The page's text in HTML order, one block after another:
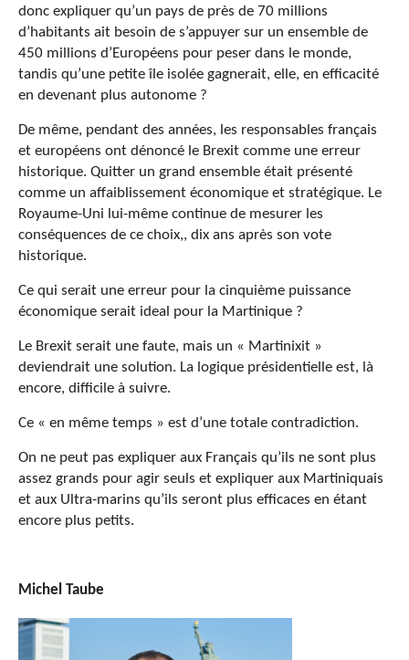
donc expliquer qu’un pays de près de 70 millions
d’habitants ait besoin de s’appuyer sur un ensemble de
450 millions d’Européens pour peser dans le monde,
tandis qu’une petite île isolée gagnerait, elle, en efficacité
en devenant plus autonome ?
De même, pendant des années, les responsables français
et européens ont dénoncé le Brexit comme une erreur
historique. Quitter un grand ensemble était présenté
comme un affaiblissement économique et stratégique. Le
Royaume-Uni lui-même continue de mesurer les
conséquences de ce choix,, dix ans après son vote
historique.
Ce qui serait une erreur pour la cinquième puissance
économique serait ideal pour la Martinique ?
Le Brexit serait une faute, mais un « Martinixit »
deviendrait une solution. La logique présidentielle est, là
encore, difficile à suivre.
Ce « en même temps » est d’une totale contradiction.
On ne peut pas expliquer aux Français qu’ils ne sont plus
assez grands pour agir seuls et expliquer aux Martiniquais
et aux Ultra-marins qu’ils seront plus efficaces en étant
encore plus petits.
Michel Taube